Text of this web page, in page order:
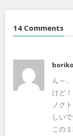
14 Comments
boriko
ん～
けど！
ノク
しいで
この